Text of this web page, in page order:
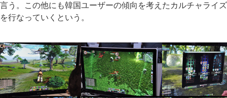
言う。この他にも韓国ユーザーの傾向を考えたカルチャライズ
を行なっていくという。